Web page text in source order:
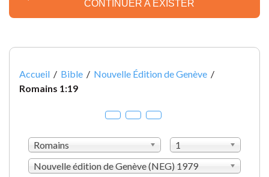
CONTINUER A EXISTER
Accueil / Bible / Nouvelle Édition de Genève /
Romains 1:19
Romains
1
Nouvelle édition de Genève (NEG) 1979